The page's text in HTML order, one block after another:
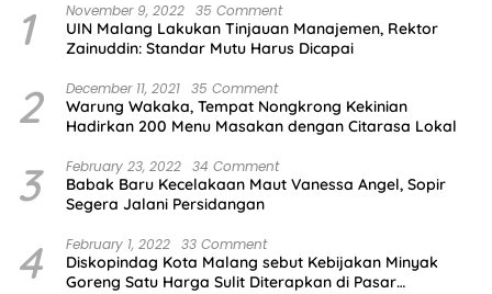
1 November 9, 2022 35 Comment
UIN Malang Lakukan Tinjauan Manajemen, Rektor
Zainuddin: Standar Mutu Harus Dicapai
2 December 11, 2021 35 Comment
Warung Wakaka, Tempat Nongkrong Kekinian
Hadirkan 200 Menu Masakan dengan Citarasa Lokal
3 February 23, 2022 34 Comment
Babak Baru Kecelakaan Maut Vanessa Angel, Sopir
Segera Jalani Persidangan
4 February 1, 2022 33 Comment
Diskopindag Kota Malang sebut Kebijakan Minyak
Goreng Satu Harga Sulit Diterapkan di Pasar